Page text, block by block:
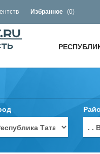
Избранное (0)
. .